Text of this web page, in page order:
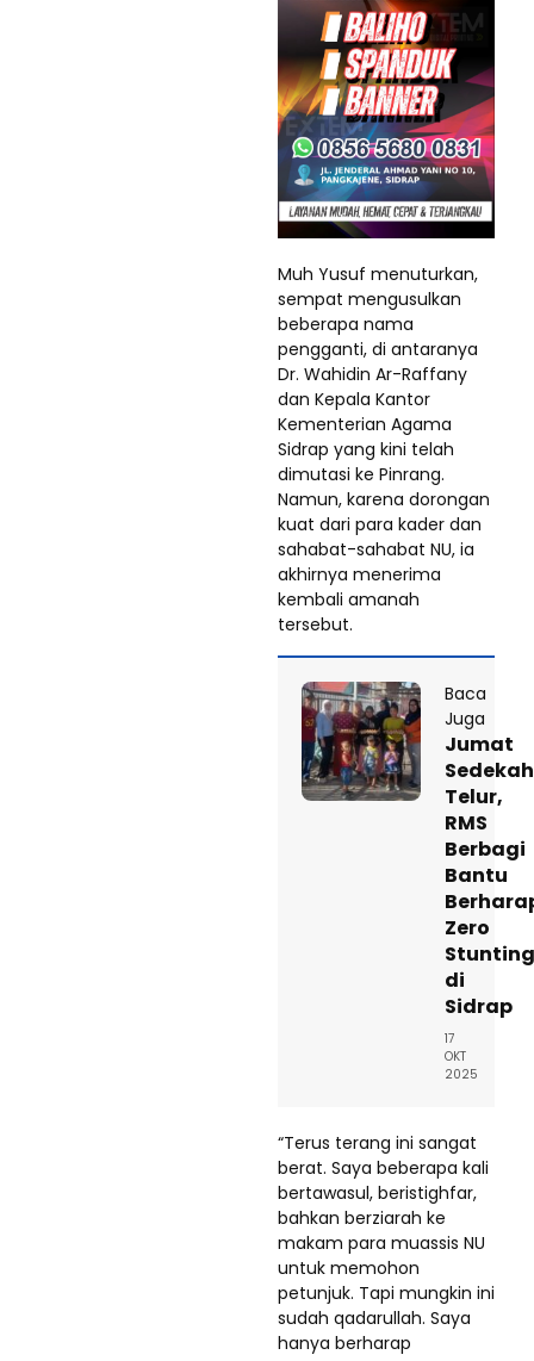
Muh Yusuf menuturkan,
sempat mengusulkan
beberapa nama
pengganti, di antaranya
Dr. Wahidin Ar-Raffany
dan Kepala Kantor
Kementerian Agama
Sidrap yang kini telah
dimutasi ke Pinrang.
Namun, karena dorongan
kuat dari para kader dan
sahabat-sahabat NU, ia
akhirnya menerima
kembali amanah
tersebut.
Baca
Juga
Jumat
Sedekah
Telur,
RMS
Berbagi
Bantu
Zero
Stunting
di
Sidrap
17
OKT
2025
“Terus terang ini sangat
berat. Saya beberapa kali
bertawasul, beristighfar,
bahkan berziarah ke
makam para muassis NU
untuk memohon
petunjuk. Tapi mungkin ini
sudah qadarullah. Saya
hanya berharap